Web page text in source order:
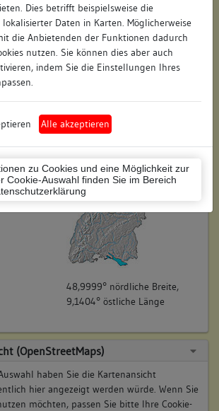
Dies betrifft beispielsweise die
Daten in Karten. Möglicherweise
die Anbietenden der Funktionen dadurch
nutzen. Sie können dies aber auch
indem Sie die Einstellungen Ihres
Alle akzeptieren
zu Cookies und eine Möglichkeit zur
Cookie-Auswahl finden Sie im Bereich
Stuttgart
Ludwigsburg (Landkreis)
8118007001
keine
keiner
48,9999° nördliche Breite,
9,1404° östliche Länge
(OpenStreetMaps)
haben Sie die Kartenansicht
hier angezeigt werden würde. Wenn Sie
möchten, passen Sie bitte Ihre Cookie-